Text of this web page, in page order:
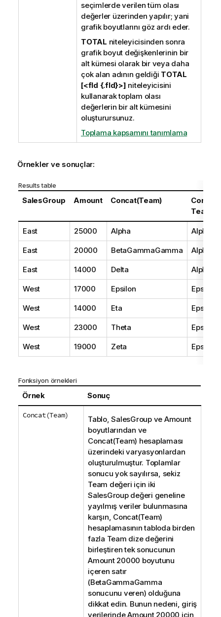
seçimlerde verilen tüm olası
değerler üzerinden yapılır; yani
grafik boyutlarını göz ardı eder.
TOTAL niteleyicisinden sonra
grafik boyut değişkenlerinin bir
alt kümesi olarak bir veya daha
çok alan adının geldiği TOTAL
[<fld {.fld}>] niteleyicisini
kullanarak toplam olası
değerlerin bir alt kümesini
oluşturursunuz.
Toplama kapsamını tanımlama
Örnekler ve sonuçlar:
Results table
SalesGroup Amount Concat(Team)
Team)
East 25000 Alpha
East 20000 BetaGammaGamma
East 14000 Delta
West 17000 Epsilon
West 14000 Eta
West 23000 Theta
West 19000 Zeta
Fonksiyon örnekleri
Örnek Sonuç
Concat(Team) Tablo,SalesGroupve Amount
boyutlarından ve
Concat(Team) hesaplaması
üzerindeki varyasyonlardan
oluşturulmuştur. Toplamlar
sonucu yok sayılırsa, sekiz
Team değeri için iki
SalesGroupdeğeri geneline
yayılmış veriler bulunmasına
karşın, Concat(Team)
hesaplamasının tabloda birden
fazla Team dize değerini
birleştiren tek sonucunun
Amount20000 boyutunu
içeren satır
(BetaGammaGamma
sonucunu veren) olduğuna
dikkat edin. Bunun nedeni, giriş
verilerindeAmount20000 için